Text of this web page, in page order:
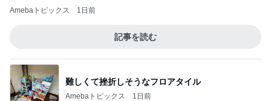
Amebaトピックス 1日前
薬丸裕英 焼肉シメのビビン冷麺
Amebaトピックス 1日前